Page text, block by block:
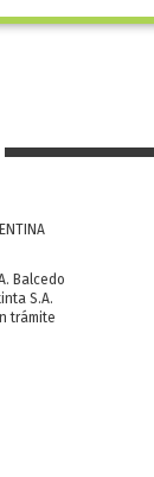
Balcedo
S.A.
trámite